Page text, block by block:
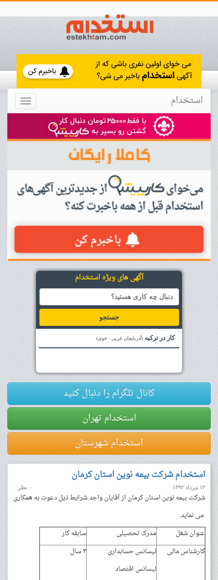
Toggle استخدام
آگهی های ویژه استخدام
جستجو
کار در ترکیه (آذربایجان غربی - خوی)
کانال تلگرام را دنبال کنید
استخدام تهران
استخدام شهرستان
استخدام شرکت بیمه نوین استان کرمان
۱۲ مرداد ۱۳۹۲ ۰ نظر
شرکت بیمه نوین استان کرمان از آقایان واجد شرایط ذیل دعوت به همکاری
می نماید.
عنوان شغل
مدرک تحصیلی
سابقه کار
کارشناس مالی
لیسانس حسابداری
لیسانس اقتصاد
۳ سال